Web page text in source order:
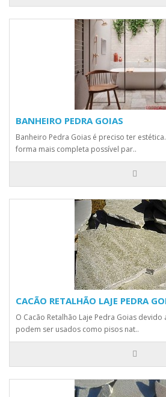
BANHEIRO PEDRA GOIAS
Banheiro Pedra Goias é preciso ter
forma mais completa possível par..
CACÃO RETALHÃO LAJE PEDRA
O Cacão Retalhão Laje Pedra Goias devido
podem ser usados como pisos nat..